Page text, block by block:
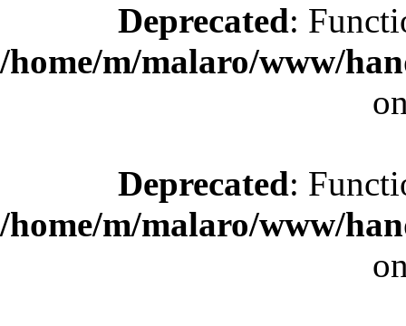
Deprecated:
/home/m/malaro/www/
Deprecated:
/home/m/malaro/www/